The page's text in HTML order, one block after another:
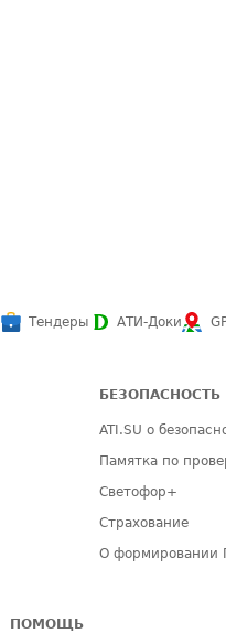
Тендеры АТИ-Доки
БЕЗОПАСНОСТЬ
ATI.SU о
Памятка по
Светофор+
Страхование
О формировании
ПОМОЩЬ